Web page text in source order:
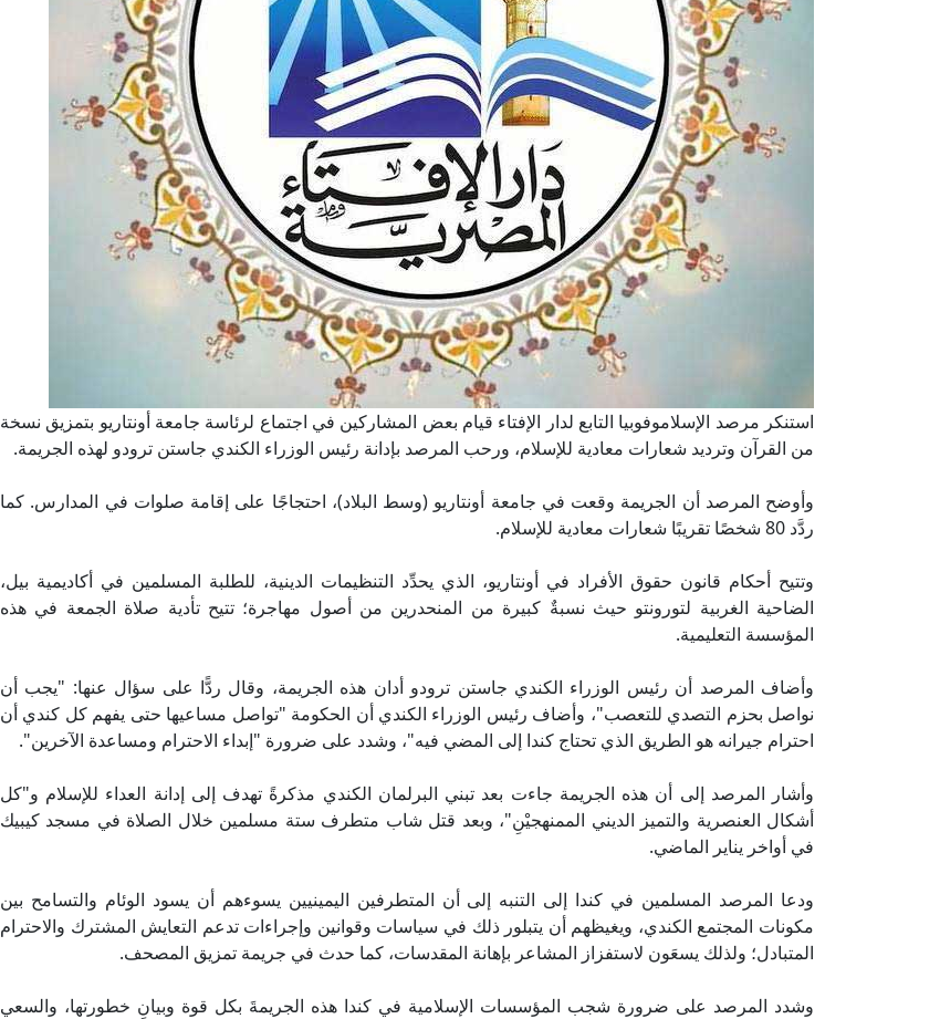
استنكر مرصد الإسلاموفوبيا التابع لدار الإفتاء قيام بعض المشاركين في اجتماع لرئاسة جامعة أونتاريو بتمزيق نسخة
من القرآن وترديد شعارات معادية للإسلام، ورحب المرصد بإدانة رئيس الوزراء الكندي جاستن ترودو لهذه الجريمة.
وأوضح المرصد أن الجريمة وقعت في جامعة أونتاريو (وسط البلاد)، احتجاجًا على إقامة صلوات في المدارس. كما
ردَّد 80 شخصًا تقريبًا شعارات معادية للإسلام.
وتتيح أحكام قانون حقوق الأفراد في أونتاريو، الذي يحدِّد التنظيمات الدينية، للطلبة المسلمين في أكاديمية بيل،
الضاحية الغربية لتورونتو حيث نسبةٌ كبيرة من المنحدرين من أصول مهاجرة؛ تتيح تأدية صلاة الجمعة في هذه
المؤسسة التعليمية.
وأضاف المرصد أن رئيس الوزراء الكندي جاستن ترودو أدان هذه الجريمة، وقال ردًّا على سؤال عنها: "يجب أن
نواصل بحزم التصدي للتعصب"، وأضاف رئيس الوزراء الكندي أن الحكومة "تواصل مساعيها حتى يفهم كل كندي أن
احترام جيرانه هو الطريق الذي تحتاج كندا إلى المضي فيه"، وشدد على ضرورة "إبداء الاحترام ومساعدة الآخرين".
وأشار المرصد إلى أن هذه الجريمة جاءت بعد تبني البرلمان الكندي مذكرةً تهدف إلى إدانة العداء للإسلام و"كل
أشكال العنصرية والتميز الديني الممنهجيْنِ"، وبعد قتل شاب متطرف ستة مسلمين خلال الصلاة في مسجد كيبيك
في أواخر يناير الماضي.
ودعا المرصد المسلمين في كندا إلى التنبه إلى أن المتطرفين اليمينيين يسوءهم أن يسود الوئام والتسامح بين
مكونات المجتمع الكندي، ويغيظهم أن يتبلور ذلك في سياسات وقوانين وإجراءات تدعم التعايش المشترك والاحترام
المتبادل؛ ولذلك يسعَون لاستفزاز المشاعر بإهانة المقدسات، كما حدث في جريمة تمزيق المصحف.
وشدد المرصد على ضرورة شجب المؤسسات الإسلامية في كندا هذه الجريمةَ بكل قوة وبيانِ خطورتها، والسعي